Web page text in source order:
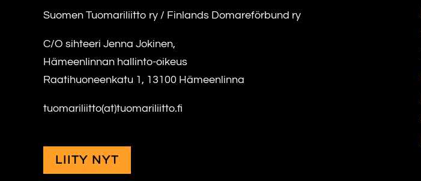
Suomen Tuomariliitto ry / Finlands Domareförbund ry
C/O sihteeri Jenna Jokinen,
Hämeenlinnan hallinto-oikeus
Raatihuoneenkatu 1, 13100 Hämeenlinna
tuomariliitto(at)tuomariliitto.fi
LIITY NYT